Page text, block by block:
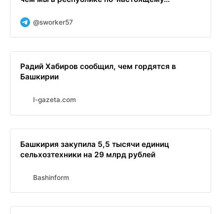
@sworker57
Радий Хабиров сообщил, чем гордятся в
Башкирии
I-gazeta.com
Башкирия закупила 5,5 тысячи единиц
сельхозтехники на 29 млрд рублей
Bashinform